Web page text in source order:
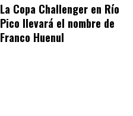
La Copa Challenger en Río
Pico llevará el nombre de
Franco Huenul